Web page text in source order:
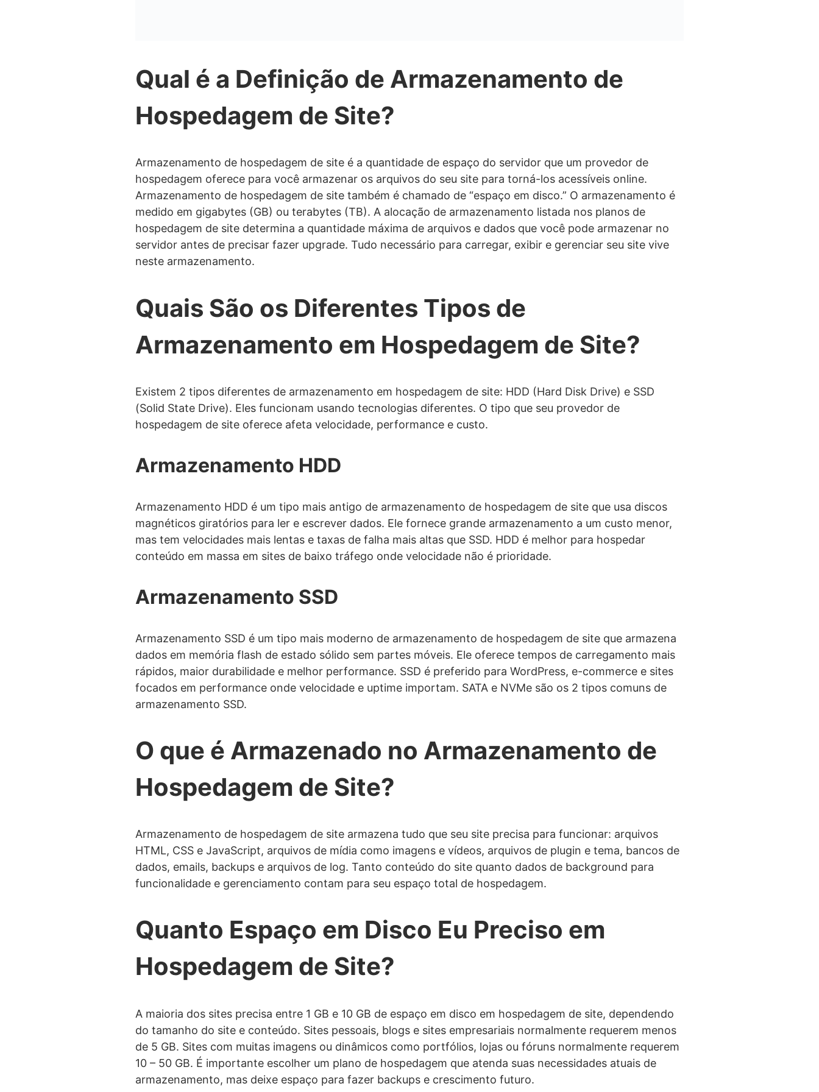
Qual é a Definição de Armazenamento de
Hospedagem de Site?
Armazenamento de hospedagem de site é a quantidade de espaço do servidor que um provedor de
hospedagem oferece para você armazenar os arquivos do seu site para torná-los acessíveis online.
Armazenamento de hospedagem de site também é chamado de “espaço em disco.” O armazenamento é
medido em gigabytes (GB) ou terabytes (TB). A alocação de armazenamento listada nos planos de
hospedagem de site determina a quantidade máxima de arquivos e dados que você pode armazenar no
servidor antes de precisar fazer upgrade. Tudo necessário para carregar, exibir e gerenciar seu site vive
neste armazenamento.
Quais São os Diferentes Tipos de
Armazenamento em Hospedagem de Site?
Existem 2 tipos diferentes de armazenamento em hospedagem de site: HDD (Hard Disk Drive) e SSD
(Solid State Drive). Eles funcionam usando tecnologias diferentes. O tipo que seu provedor de
hospedagem de site oferece afeta velocidade, performance e custo.
Armazenamento HDD
Armazenamento HDD é um tipo mais antigo de armazenamento de hospedagem de site que usa discos
magnéticos giratórios para ler e escrever dados. Ele fornece grande armazenamento a um custo menor,
mas tem velocidades mais lentas e taxas de falha mais altas que SSD. HDD é melhor para hospedar
conteúdo em massa em sites de baixo tráfego onde velocidade não é prioridade.
Armazenamento SSD
Armazenamento SSD é um tipo mais moderno de armazenamento de hospedagem de site que armazena
dados em memória flash de estado sólido sem partes móveis. Ele oferece tempos de carregamento mais
rápidos, maior durabilidade e melhor performance. SSD é preferido para WordPress, e-commerce e sites
focados em performance onde velocidade e uptime importam. SATA e NVMe são os 2 tipos comuns de
armazenamento SSD.
O que é Armazenado no Armazenamento de
Hospedagem de Site?
Armazenamento de hospedagem de site armazena tudo que seu site precisa para funcionar: arquivos
HTML, CSS e JavaScript, arquivos de mídia como imagens e vídeos, arquivos de plugin e tema, bancos de
dados, emails, backups e arquivos de log. Tanto conteúdo do site quanto dados de background para
funcionalidade e gerenciamento contam para seu espaço total de hospedagem.
Quanto Espaço em Disco Eu Preciso em
Hospedagem de Site?
A maioria dos sites precisa entre 1 GB e 10 GB de espaço em disco em hospedagem de site, dependendo
do tamanho do site e conteúdo. Sites pessoais, blogs e sites empresariais normalmente requerem menos
de 5 GB. Sites com muitas imagens ou dinâmicos como portfólios, lojas ou fóruns normalmente requerem
10 – 50 GB. É importante escolher um plano de hospedagem que atenda suas necessidades atuais de
armazenamento, mas deixe espaço para fazer backups e crescimento futuro.